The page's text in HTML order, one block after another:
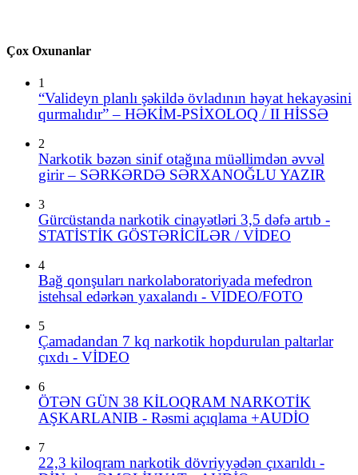
Çox Oxunanlar
1
“Valideyn planlı şəkildə övladının həyat hekayəsini
qurmalıdır” – HƏKİM-PSİXOLOQ / II HİSSƏ
2
Narkotik bəzən sinif otağına müəllimdən əvvəl
girir – SƏRKƏRDƏ SƏRXANOĞLU YAZIR
3
Gürcüstanda narkotik cinayətləri 3,5 dəfə artıb -
STATİSTİK GÖSTƏRİCİLƏR / VİDEO
4
Bağ qonşuları narkolaboratoriyada mefedron
istehsal edərkən yaxalandı - VIDEO/FOTO
5
Çamadandan 7 kq narkotik hopdurulan paltarlar
çıxdı - VİDEO
6
ÖTƏN GÜN 38 KİLOQRAM NARKOTİK
AŞKARLANIB - Rəsmi açıqlama +AUDİO
7
22,3 kiloqram narkotik dövriyyədən çıxarıldı -